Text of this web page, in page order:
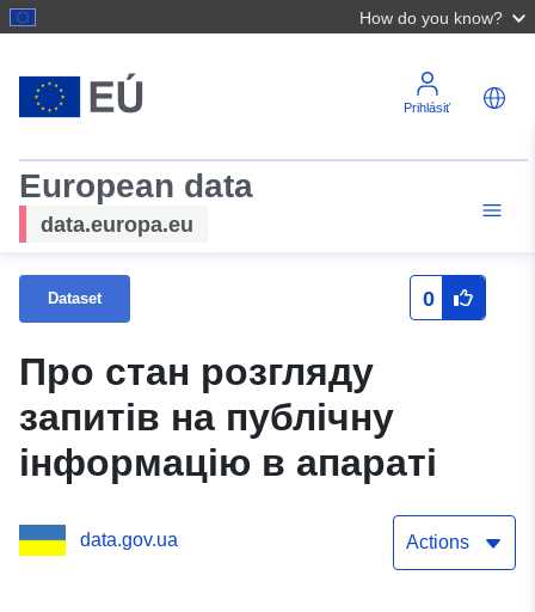
How do you know?
Prihlásiť
European data
data.europa.eu
Dataset 0
Про стан розгляду
запитів на публічну
інформацію в апараті
data.gov.ua Actions